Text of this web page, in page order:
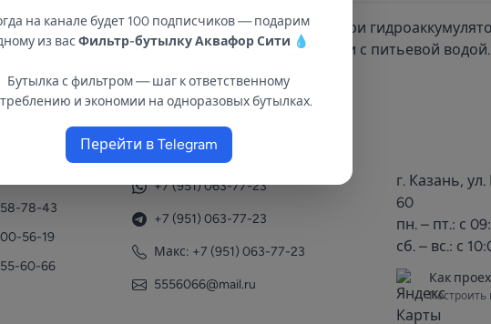
применяется для разделения внутри
совершенно безвреден при использовании с питьевой водой.
78-43
56-19
60-66
+7 (951) 063-77-23
+7 (951) 063-77-23
Макс: +7 (951) 063-77-23
5556066@mail.ru
г. Казань,
60
пн. – пт.: с
сб. – вс.: с
Как
Построить
на канале будет 100 подписчиков — подарим
из вас Фильтр-бутылку Аквафор Сити 💧
Бутылка с фильтром — шаг к ответственному
и экономии на одноразовых бутылках.
Перейти в Telegram